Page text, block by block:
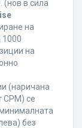
(нов в сила
на
1000
на
(наричана
се
без